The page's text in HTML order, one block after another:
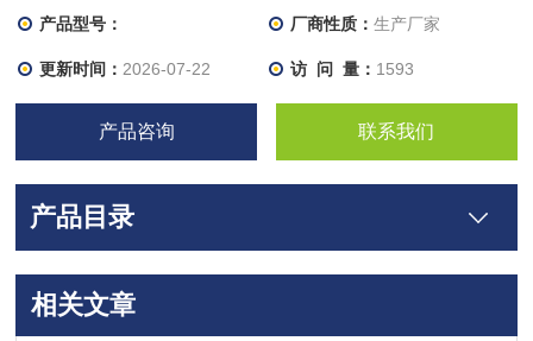
产品型号： 厂商性质： 生产厂家
更新时间： 2026-07-22 访 问 量： 1593
产品咨询 联系我们
产品目录
相关文章